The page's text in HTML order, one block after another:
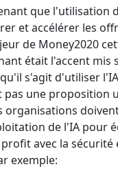
que l'utilisation
et accélérer les
de Money2020
était l'accent mis
s'agit d'utiliser
pas une proposition
organisations
de l'IA pour
avec la sécurité
exemple: